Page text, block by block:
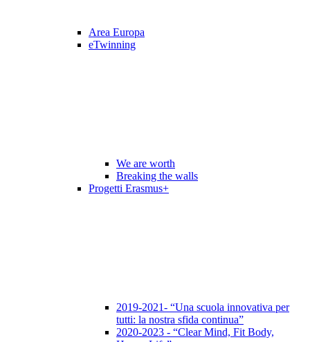
Area Europa
eTwinning
We are worth
Breaking the walls
Progetti Erasmus+
2019-2021- “Una scuola innovativa per
tutti: la nostra sfida continua”
2020-2023 - “Clear Mind, Fit Body,